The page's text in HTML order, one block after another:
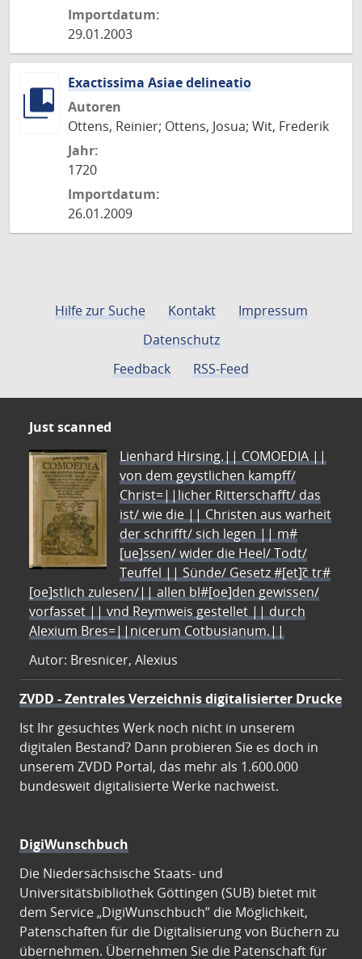
Importdatum:
29.01.2003
Exactissima Asiae delineatio
Autoren
Ottens, Reinier; Ottens, Josua; Wit, Frederik
Jahr:
1720
Importdatum:
26.01.2009
Hilfe zur Suche Kontakt
Impressum
Datenschutz
Feedback
RSS-Feed
Just scanned
Lienhard Hirsing.|| COMOEDIA ||
von dem geystlichen kampff/
Christ=||licher Ritterschafft/ das
ist/ wie die || Christen aus warheit
der schrifft/ sich legen || m#
[ue]ssen/ wider die Heel/ Todt/
Teuffel || Sünde/ Gesetz #[et]c̃ tr#
[oe]stlich zulesen/|| allen bl#[oe]den gewissen/
vorfasset || vnd Reymweis gestellet || durch
Alexium Bres=||nicerum Cotbusianum.||
Autor: Bresnicer, Alexius
ZVDD - Zentrales Verzeichnis digitalisierter Drucke
Ist Ihr gesuchtes Werk noch nicht in unserem
digitalen Bestand? Dann probieren Sie es doch in
unserem ZVDD Portal, das mehr als 1.600.000
bundesweit digitalisierte Werke nachweist.
DigiWunschbuch
Die Niedersächsische Staats- und
Universitätsbibliothek Göttingen (SUB) bietet mit
dem Service „DigiWunschbuch” die Möglichkeit,
Patenschaften für die Digitalisierung von Büchern zu
übernehmen. Übernehmen Sie die Patenschaft für